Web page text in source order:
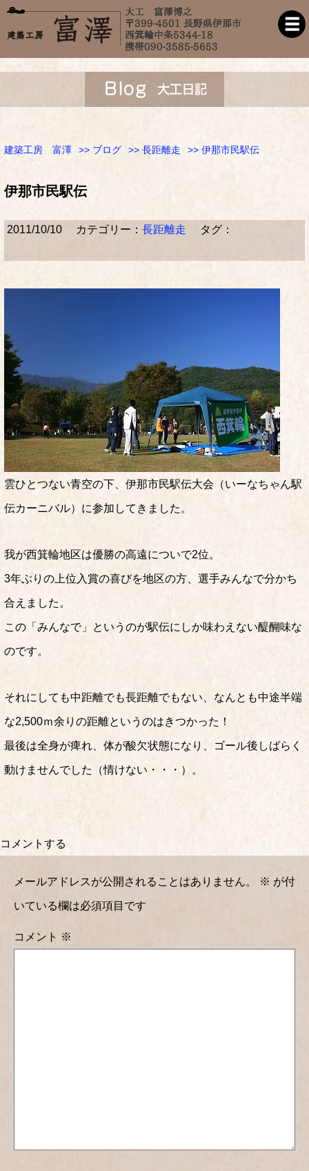
建築工房 富澤 >> ブログ >> 長距離走 >> 伊那市民駅伝
伊那市民駅伝
2011/10/10 カテゴリー： 長距離走 タグ：
雲ひとつない青空の下、伊那市民駅伝大会（いーなちゃん駅
伝カーニバル）に参加してきました。
我が西箕輪地区は優勝の高遠についで2位。
3年ぶりの上位入賞の喜びを地区の方、選手みんなで分かち
合えました。
この「みんなで」というのが駅伝にしか味わえない醍醐味な
のです。
それにしても中距離でも長距離でもない、なんとも中途半端
な2,500ｍ余りの距離というのはきつかった！
最後は全身が痺れ、体が酸欠状態になり、ゴール後しばらく
動けませんでした（情けない・・・）。
コメントする
メールアドレスが公開されることはありません。 ※ が付
いている欄は必須項目です
コメント ※